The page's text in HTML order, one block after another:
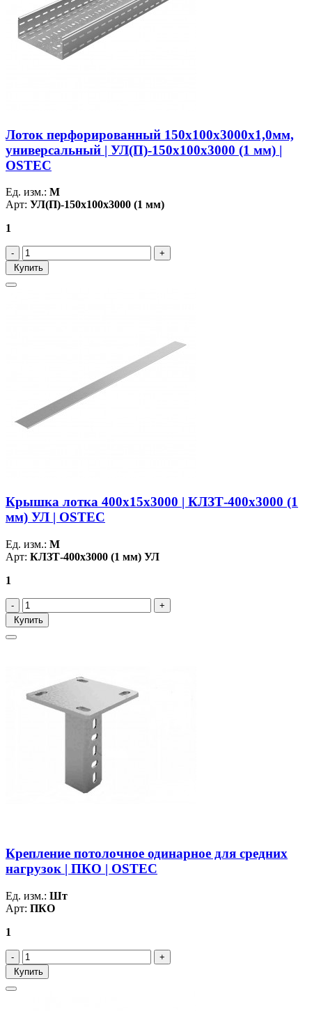
Лоток перфорированный 150х100х3000х1,0мм,
универсальный | УЛ(П)-150х100х3000 (1 мм) |
OSTEC
Ед. изм.: М
Арт: УЛ(П)-150х100х3000 (1 мм)
1
Купить
Крышка лотка 400х15х3000 | КЛЗТ-400х3000 (1
мм) УЛ | OSTEC
Ед. изм.: М
Арт: КЛЗТ-400х3000 (1 мм) УЛ
1
Купить
Крепление потолочное одинарное для средних
нагрузок | ПКО | OSTEC
Ед. изм.: Шт
Арт: ПКО
1
Купить